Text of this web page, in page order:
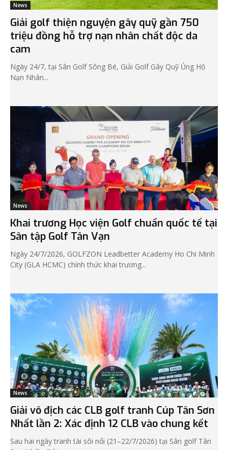
News
Giải golf thiện nguyện gây quỹ gần 750
triệu đồng hỗ trợ nạn nhân chất độc da
cam
Ngày 24/7, tại Sân Golf Sông Bé, Giải Golf Gây Quỹ Ủng Hộ
Nạn Nhân...
News
Khai trương Học viện Golf chuẩn quốc tế tại
Sân tập Golf Tân Vạn
Ngày 24/7/2026, GOLFZON Leadbetter Academy Ho Chi Minh
City (GLA HCMC) chính thức khai trương...
News
Giải vô địch các CLB golf tranh Cúp Tân Sơn
Nhất lần 2: Xác định 12 CLB vào chung kết
Sau hai ngày tranh tài sôi nổi (21–22/7/2026) tại Sân golf Tân